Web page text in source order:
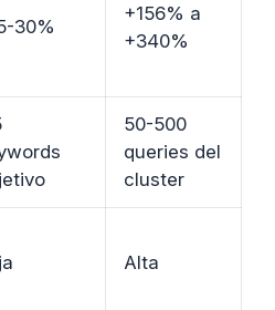
30%
+156% a
+340%
50-500
queries del
cluster
Alta